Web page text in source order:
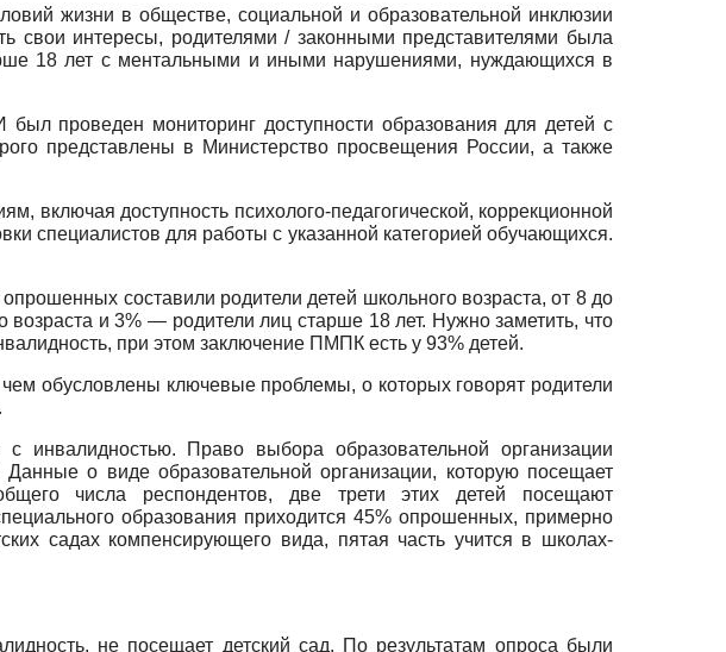
жизни в обществе, социальной и образовательной инклюзии
свои интересы, родителями / законными представителями была
18 лет с ментальными и иными нарушениями, нуждающихся в
проведен мониторинг доступности образования для детей с
представлены в Министерство просвещения России, а также
включая доступность психолого-педагогической, коррекционной
специалистов для работы с указанной категорией обучающихся.
составили родители детей школьного возраста, от 8 до
и 3% — родители лиц старше 18 лет. Нужно заметить, что
при этом заключение ПМПК есть у 93% детей.
обусловлены ключевые проблемы, о которых говорят родители
инвалидностью. Право выбора образовательной организации
о виде образовательной организации, которую посещает
числа респондентов, две трети этих детей посещают
образования приходится 45% опрошенных, примерно
садах компенсирующего вида, пятая часть учится в школах-
не посещает детский сад. По результатам опроса были